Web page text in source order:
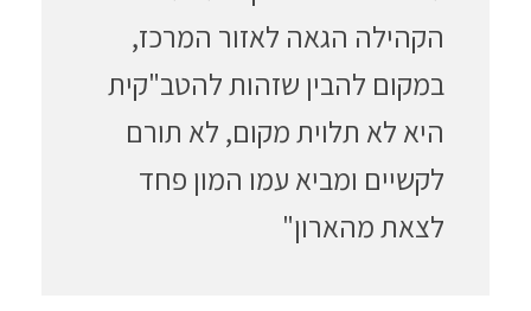
הקהילה הגאה לאזור המרכז,
במקום להבין שזהות להטב"קית
היא לא תלוית מקום, לא תורם
לקשיים ומביא עמו המון פחד
לצאת מהארון"